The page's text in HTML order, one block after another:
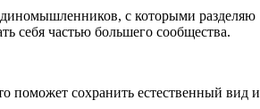
с которыми разделяю
себя частью большего сообщества.
поможет сохранить естественный вид и